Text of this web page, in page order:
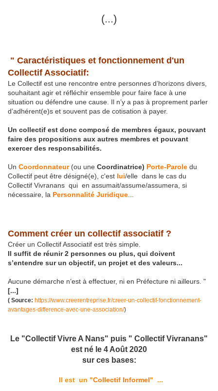
(...)
" Caractéristiques et fonctionnement d'un
Collectif Associatif:
Le Collectif est une rencontre entre personnes d’horizons divers,
souhaitant agir et réfléchir ensemble pour faire face à une
situation ou défendre une cause. Il n’y a pas à proprement parler
d’adhérent(e)s et souvent pas de cotisation à payer.
Un collectif est donc composé de membres égaux, pouvant
faire des propositions aux autres membres et pouvant
exercer des responsabilités.
Un Coordonnateur(ou une Coordinatrice) Porte-Parole du
Collectif peut être désigné(e), c'est lui/elle dans le cas du
Collectif Vivranans qui en assumait/assume/assumera, si
nécessaire, la Personnalité Juridique
Comment créer un collectif associatif ?
Créer un Collectif Associatif est très simple.
Il suffit de réunir 2 personnes ou plus, qui doivent
s’entendre sur un objectif, un projet et des valeurs...
Aucune démarche n’est à effectuer, ni en Préfecture ni ailleurs. "
[...]
( Source: https://www.creerentreprise.fr/creer-un-collectif-fonctionnement-
avantages-difference-avec-une-association/)
Le "Collectif Vivre A Nans" puis " Collectif Vivranans"
est né le 4 Août 2020
sur ces bases:
Il est un "Collectif Informel" ...